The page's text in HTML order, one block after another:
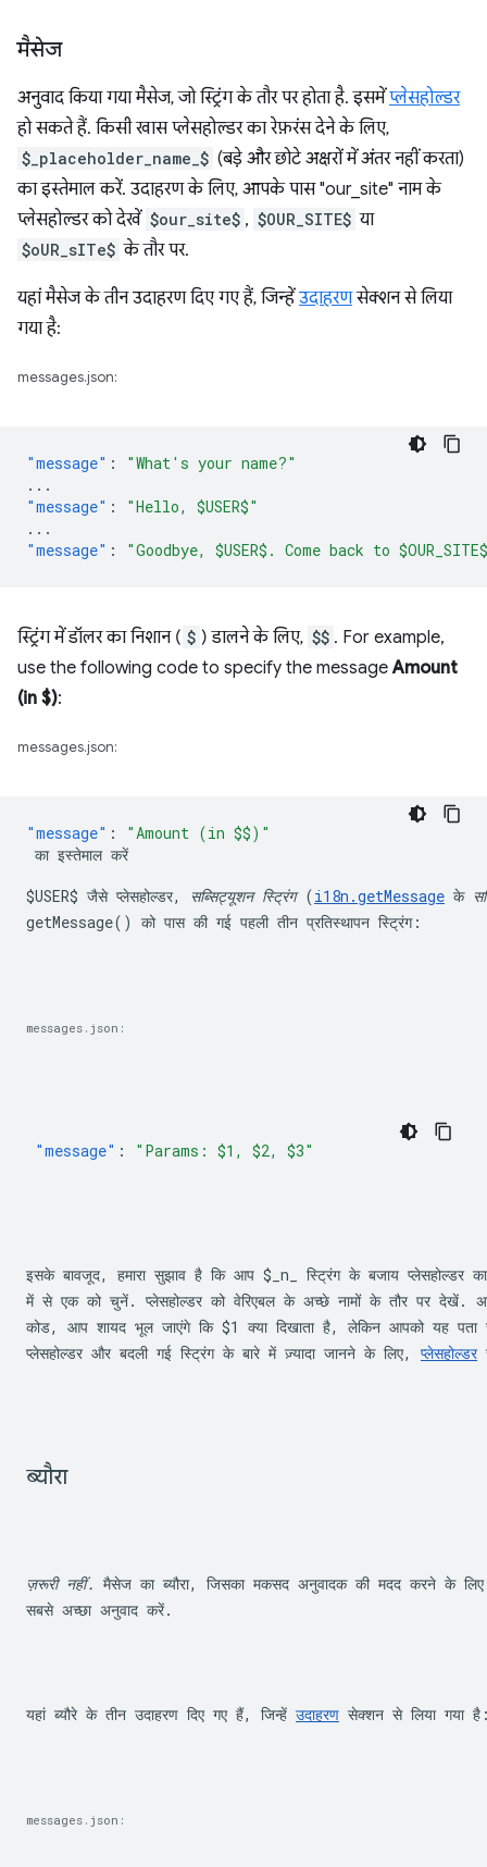
मैसेज
अनुवाद किया गया मैसेज, जो स्ट्रिंग के तौर पर होता है. इसमेंप्लेसहोल्डर
हो सकते हैं. किसी खास प्लेसहोल्डर का रेफ़रंस देने के लिए,
$_placeholder_name_$ (बड़े और छोटे अक्षरों में अंतर नहीं करता)
का इस्तेमाल करें. उदाहरण के लिए, आपके पास "our_site" नाम के
प्लेसहोल्डर को देखें $our_site$ , $OUR_SITE$ या
$oUR_sITe$ के तौर पर.
यहां मैसेज के तीन उदाहरण दिए गए हैं, जिन्हें उदाहरणसेक्शन से लिया
गया है:
messages.json:
"message" :
"What's your name?"
...
"message" :
"Hello, $USER$"
...
"message" : "Goodbye, $USER$. Come back to
स्ट्रिंग में डॉलर का निशान ( $ ) डालने के लिए, $$ . For example,
use the following code to specify the messageAmount
(in $):
messages.json:
"message" :
$USER$ जैसे प्लेसहोल्डर, सब्सिट्यूशन स्ट्रिंग (i18n.getMessage के
getMessage() को पास की गई पहली तीन प्रतिस्थापन स्ट्रिंग:
messages.json:
"message" : "Params: $1, $2, $3"
इसके बावजूद, हमारा सुझाव है कि आप $_n_
स्ट्रिंग के बजाय प्लेसहोल्डर
में से एक को चुनें. प्लेसहोल्डर को वेरिएबल के अच्छे नामों के तौर पर देखें.
कोड, आप शायद भूल जाएंगे कि $1 क्या दिखाता है, लेकिन आपको यह
प्लेसहोल्डर और बदली गई स्ट्रिंग के बारे में ज़्यादा जानने के लिए, प्लेसहोल्डर
ब्यौरा
ज़रूरी नहीं. मैसेज का ब्यौरा, जिसका मकसद अनुवादक की मदद करने के लिए
सबसे अच्छा अनुवाद करें.
यहां ब्यौरे के तीन उदाहरण दिए गए हैं, जिन्हें उदाहरण सेक्शन से लिया गया
messages.json: